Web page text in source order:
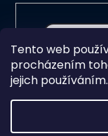
Tento web
procházením
jejich
Vložením e-